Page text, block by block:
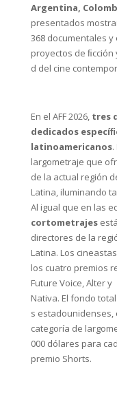
Argentina,
presentados
368 documentales
proyectos de
d del cine
En el AFF 2026, tres
dedicados
latinoamericanos.
largometraje que
de la actual región
Latina, iluminando
Al igual que en las
cortometrajes
directores de la
Latina. Los
los cuatro premios
Future Voice, Alter y
Nativa. El fondo
s estadounidenses,
categoría de
000 dólares para
premio Shorts.